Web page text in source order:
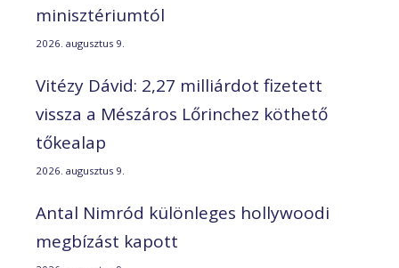
minisztériumtól
2026. augusztus 9.
Vitézy Dávid: 2,27 milliárdot fizetett
vissza a Mészáros Lőrinchez köthető
tőkealap
2026. augusztus 9.
Antal Nimród különleges hollywoodi
megbízást kapott